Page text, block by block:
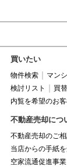
買いたい
物件検索 マン
検討リスト
買
内覧を希望のお
不動産売却につ
不動産売却のご
当店からの手紙
空家流通促進事業